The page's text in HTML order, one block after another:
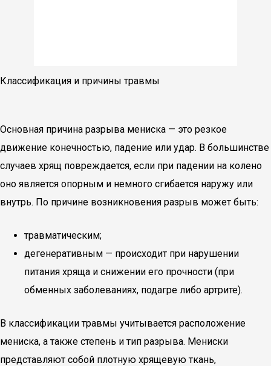
Классификация и причины травмы
Основная причина разрыва мениска — это резкое
движение конечностью, падение или удар. В большинстве
случаев хрящ повреждается, если при падении на колено
оно является опорным и немного сгибается наружу или
внутрь. По причине возникновения разрыв может быть:
травматическим;
дегенеративным — происходит при нарушении
питания хряща и снижении его прочности (при
обменных заболеваниях, подагре либо артрите).
В классификации травмы учитывается расположение
мениска, а также степень и тип разрыва. Мениски
представляют собой плотную хрящевую ткань,